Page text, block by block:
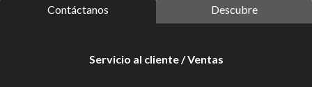
Contáctanos Descubre
Servicio al cliente / Ventas